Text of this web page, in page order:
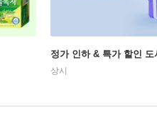
정가 인하 & 특가 할인 도
상시